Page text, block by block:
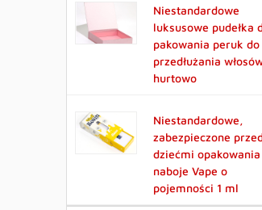
Niestandardowe
luksusowe pudełka
pakowania peruk do
przedłużania
hurtowo
Niestandardowe,
zabezpieczone
dziećmi opakowania
naboje Vape o
pojemności 1 ml